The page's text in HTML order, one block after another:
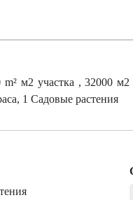
м2 участка , 32000
1 Садовые растения